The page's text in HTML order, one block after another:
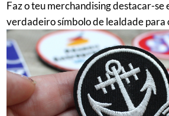
Faz o teu merchandising destacar-se
verdadeiro símbolo de lealdade para